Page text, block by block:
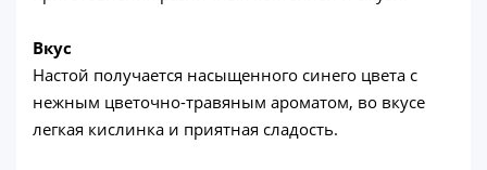
Вкус
Настой получается насыщенного синего цвета с
нежным цветочно-травяным ароматом, во вкусе
легкая кислинка и приятная сладость.